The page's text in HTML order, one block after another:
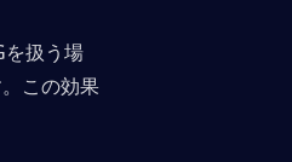
扱う場
この効果